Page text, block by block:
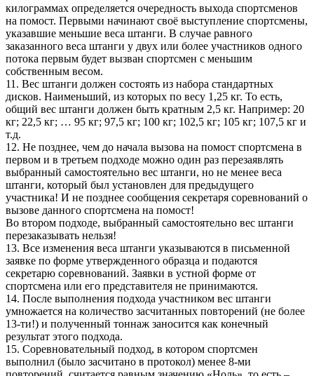
килограммах определяется очередность выхода спортсменов
на помост. Первыми начинают своё выступление спортсмены,
указавшие меньшие веса штанги. В случае равного
заказанного веса штанги у двух или более участников одного
потока первым будет вызван спортсмен с меньшим
собственным весом.
11. Вес штанги должен состоять из набора стандартных
дисков. Наименьший, из которых по весу 1,25 кг. То есть,
общий вес штанги должен быть кратным 2,5 кг. Например: 20
кг; 22,5 кг; … 95 кг; 97,5 кг; 100 кг; 102,5 кг; 105 кг; 107,5 кг и
т.д.
12. Не позднее, чем до начала вызова на помост спортсмена в
первом и в третьем подходе можно один раз перезаявлять
выбранный самостоятельно вес штанги, но не менее веса
штанги, который был установлен для предыдущего
участника! И не позднее сообщения секретаря соревнований о
вызове данного спортсмена на помост!
Во втором подходе, выбранный самостоятельно вес штанги
перезаказывать нельзя!
13. Все изменения веса штанги указываются в письменной
заявке по форме утвержденного образца и подаются
секретарю соревнований. Заявки в устной форме от
спортсмена или его представителя не принимаются.
14. После выполнения подхода участником вес штанги
умножается на количество засчитанных повторений (не более
13-ти!) и полученный тоннаж заносится как конечный
результат этого подхода.
15. Соревновательный подход, в котором спортсмен
выполнил (было засчитано в протокол) менее 8-ми